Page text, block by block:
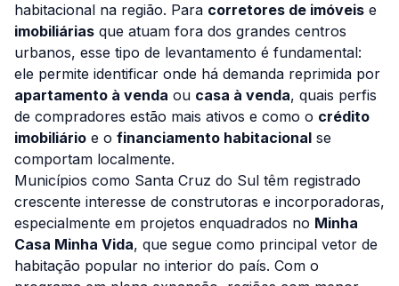
habitacional na região. Para corretores de imóveis e
imobiliárias que atuam fora dos grandes centros
urbanos, esse tipo de levantamento é fundamental:
ele permite identificar onde há demanda reprimida por
apartamento à venda ou casa à venda, quais perfis
de compradores estão mais ativos e como o crédito
imobiliário e o financiamento habitacional se
comportam localmente.
Municípios como Santa Cruz do Sul têm registrado
crescente interesse de construtoras e incorporadoras,
especialmente em projetos enquadrados no Minha
Casa Minha Vida, que segue como principal vetor de
habitação popular no interior do país. Com o